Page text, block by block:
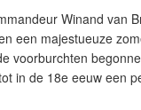
Winand van
een majestueuze
voorburchten
in de 18e eeuw een